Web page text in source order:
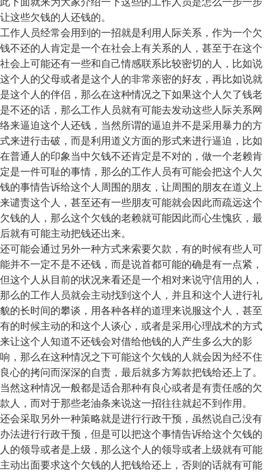
让这些欠钱的人还钱的。
工作人员经常会用到的一招就是利用人际关系，作为一个欠
钱不还的人肯定是一个在社会上有关系的人，甚至于在这个
社会上可能还有一些和自己情感联系比较密切的人，比如说
这个人的父母或者是这个人的非常亲密的好友，再比如说就
是这个人的伴侣，那么在这种情况之下如果这个人欠了钱老
是不还的话，那么工作人员就有可能去发动这些人际关系网
络来逼迫这个人还钱，当然所谓的逼迫并不是采用暴力的方
式来进行击破，而是利用道义方面的形式来进行逼迫，比如
在普通人的印象当中欠钱不还肯定是不对的，做一个老赖肯
定是一件可耻的事情，那么的工作人员有可能会把这个人欠
钱的事情告诉给这个人周围的朋友，让周围的朋友在道义上
来谴责这个人，甚至还有一些朋友可能就会因此而疏远这个
欠钱的人，那么这个欠钱的老赖就可能因此而心生愧疚，最
后就有可能主动把钱还出来。
还可能会通过另外一种方式来索要欠款，有的时候有些人可
能并不一定不是不还钱，而是说首都可能的确是有一点紧，
但这个人从目前的状况来看还是一个相对来说守信用的人，
那么的工作人员就会主动找到这个人，并且和这个人进行礼
貌的长时间的攀谈，用各种各样的道理来说服这个人，甚至
有的时候主动的和这个人谈心，或者是采用心理战术的方式
来让这个人知道不还钱会对借给他钱的人产生多么大的影
响，那么在这种情况之下可能这个欠钱的人就会因为经不住
良心的拷问而深深的自责，最后就多方筹款把钱给还上了。
当然这种情况一般都是适合那种有良心或者是有责任感的欠
款人，而对于那些老油条来说这一招往往就起不到作用。
还会采取另外一种策略就是进行行政干预，虽然说自己没有
办法进行行政干预，但是可以把这个事情告诉给这个欠钱的
人的领导或者是上级，那么这个人的领导或者上级就有可能
主动出面要求这个欠钱的人把钱给还上，否则的话就有可能